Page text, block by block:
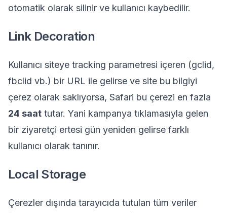
otomatik olarak silinir ve kullanıcı kaybedilir.
Link Decoration
Kullanıcı siteye tracking parametresi içeren (gclid,
fbclid vb.) bir URL ile gelirse ve site bu bilgiyi
çerez olarak saklıyorsa, Safari bu çerezi en fazla
24 saat tutar. Yani kampanya tıklamasıyla gelen
bir ziyaretçi ertesi gün yeniden gelirse farklı
kullanıcı olarak tanınır.
Local Storage
Çerezler dışında tarayıcıda tutulan tüm veriler